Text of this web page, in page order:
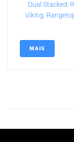
Dual Stacked,
Viking,
MAIS